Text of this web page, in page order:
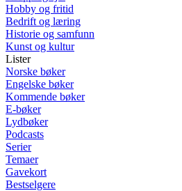
Hobby og fritid
Bedrift og læring
Historie og samfunn
Kunst og kultur
Lister
Norske bøker
Engelske bøker
Kommende bøker
E-bøker
Lydbøker
Podcasts
Serier
Temaer
Gavekort
Bestselgere